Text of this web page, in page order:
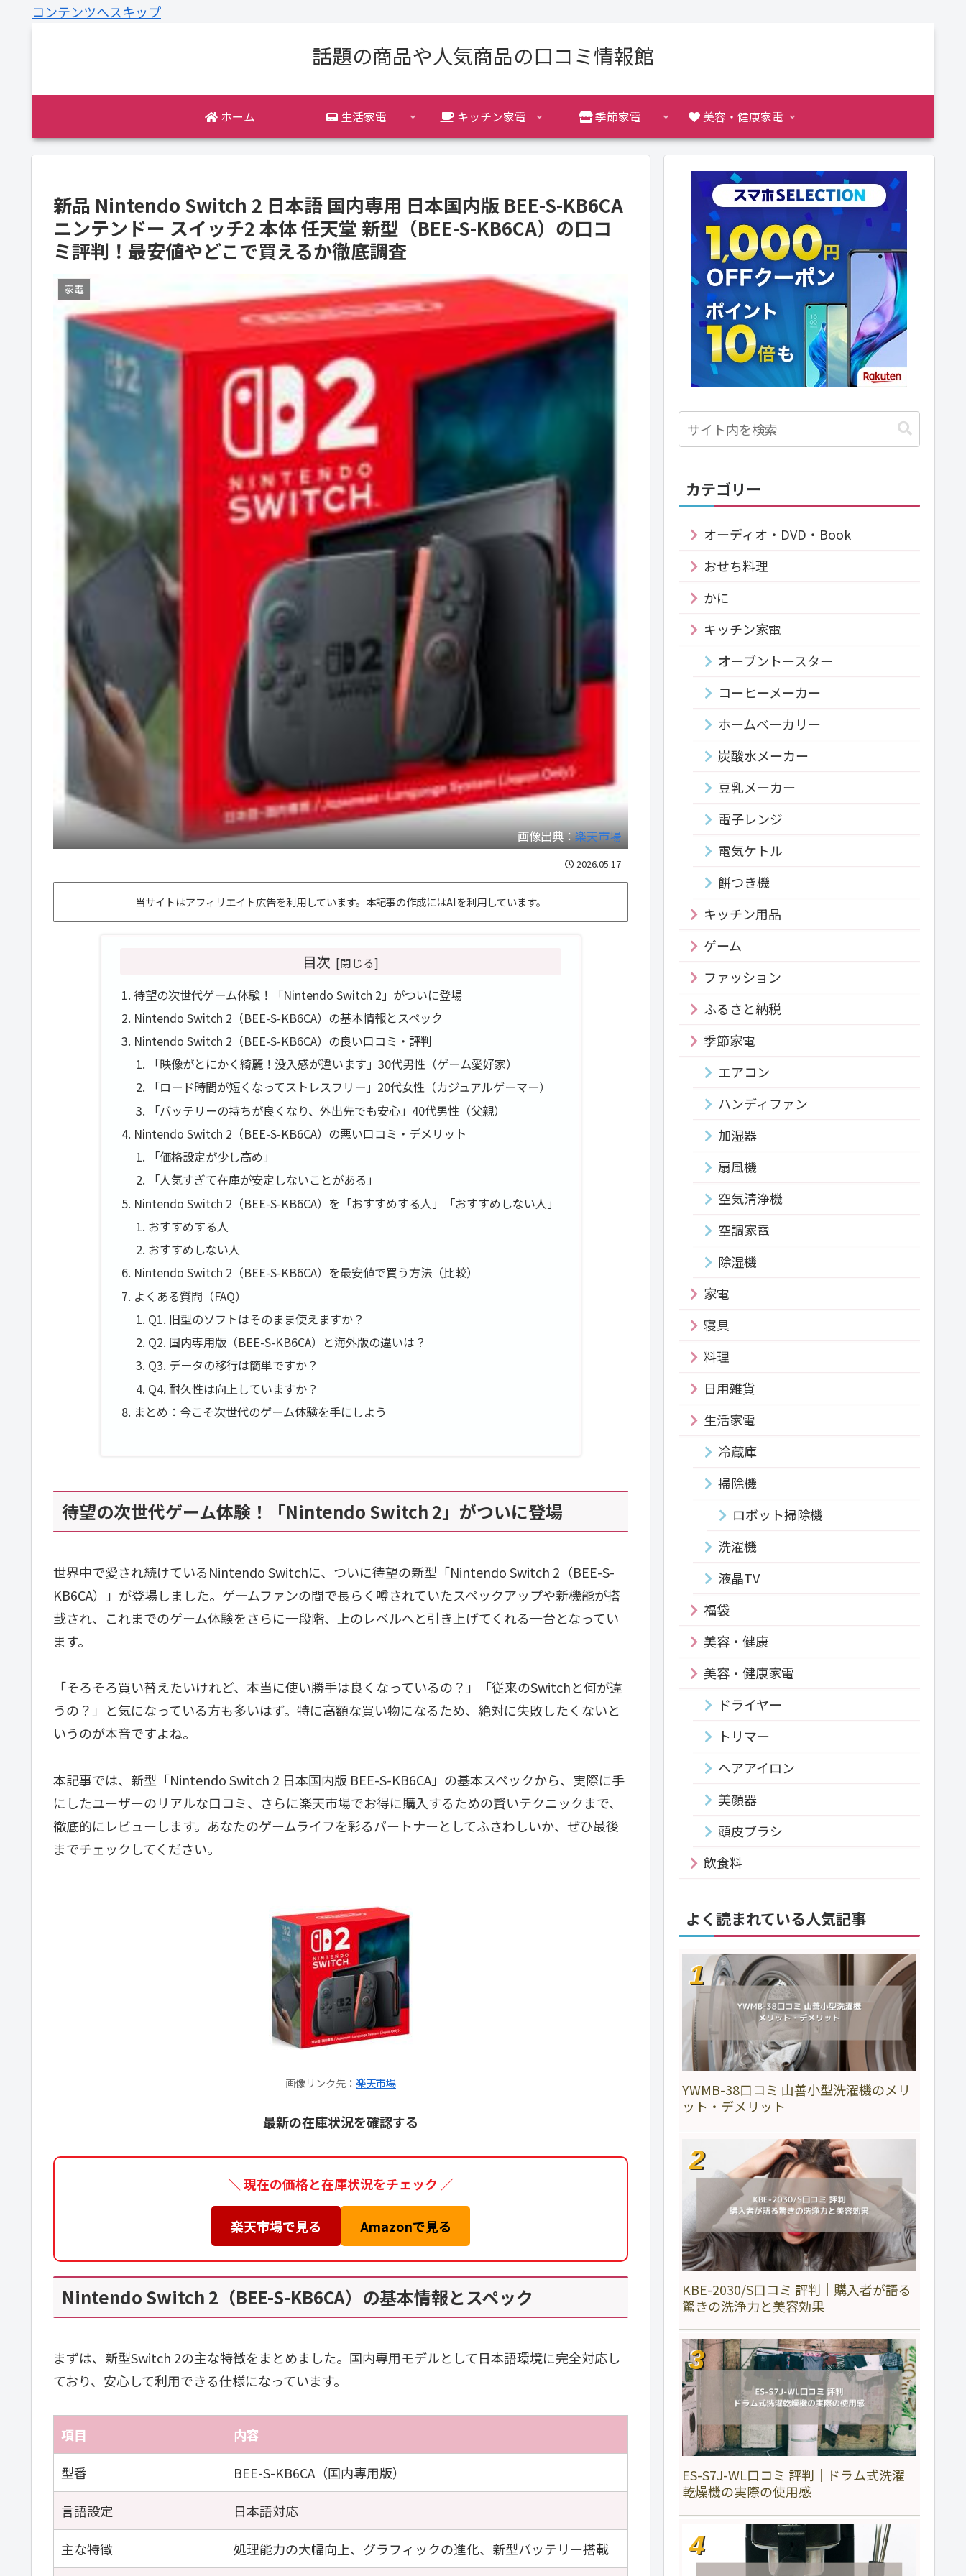
コンテンツへスキップ
話題の商品や人気商品の口コミ情報館
ホーム 生活家電 キッチン家電 季節家電 美容・健康家電
新品 Nintendo Switch 2 日本語 国内専用 日本国内版 BEE-S-KB6CA
ニンテンドー スイッチ2 本体 任天堂 新型（BEE-S-KB6CA）の口コ
ミ評判！最安値やどこで買えるか徹底調査
家電
画像出典：楽天市場
2026.05.17
当サイトはアフィリエイト広告を利用しています。本記事の作成にはAIを利用しています。
目次
待望の次世代ゲーム体験！「Nintendo Switch 2」がついに登場
Nintendo Switch 2（BEE-S-KB6CA）の基本情報とスペック
Nintendo Switch 2（BEE-S-KB6CA）の良い口コミ・評判
「映像がとにかく綺麗！没入感が違います」30代男性（ゲーム愛好家）
「ロード時間が短くなってストレスフリー」20代女性（カジュアルゲーマー）
「バッテリーの持ちが良くなり、外出先でも安心」40代男性（父親）
Nintendo Switch 2（BEE-S-KB6CA）の悪い口コミ・デメリット
「価格設定が少し高め」
「人気すぎて在庫が安定しないことがある」
Nintendo Switch 2（BEE-S-KB6CA）を「おすすめする人」「おすすめしない人」
おすすめする人
おすすめしない人
Nintendo Switch 2（BEE-S-KB6CA）を最安値で買う方法（比較）
よくある質問（FAQ）
Q1. 旧型のソフトはそのまま使えますか？
Q2. 国内専用版（BEE-S-KB6CA）と海外版の違いは？
Q3. データの移行は簡単ですか？
Q4. 耐久性は向上していますか？
まとめ：今こそ次世代のゲーム体験を手にしよう
待望の次世代ゲーム体験！「Nintendo Switch 2」がついに登場
世界中で愛され続けているNintendo Switchに、ついに待望の新型「Nintendo Switch 2（BEE-S-
KB6CA）」が登場しました。ゲームファンの間で長らく噂されていたスペックアップや新機能が搭
載され、これまでのゲーム体験をさらに一段階、上のレベルへと引き上げてくれる一台となってい
ます。
「そろそろ買い替えたいけれど、本当に使い勝手は良くなっているの？」「従来のSwitchと何が違
うの？」と気になっている方も多いはず。特に高額な買い物になるため、絶対に失敗したくないと
いうのが本音ですよね。
本記事では、新型「Nintendo Switch 2 日本国内版 BEE-S-KB6CA」の基本スペックから、実際に手
にしたユーザーのリアルな口コミ、さらに楽天市場でお得に購入するための賢いテクニックまで、
徹底的にレビューします。あなたのゲームライフを彩るパートナーとしてふさわしいか、ぜひ最後
までチェックしてください。
画像リンク先： 楽天市場
最新の在庫状況を確認する
＼ 現在の価格と在庫状況をチェック ／
楽天市場で見る Amazonで見る
Nintendo Switch 2（BEE-S-KB6CA）の基本情報とスペック
まずは、新型Switch 2の主な特徴をまとめました。国内専用モデルとして日本語環境に完全対応し
ており、安心して利用できる仕様になっています。
項目 内容
型番 BEE-S-KB6CA（国内専用版）
言語設定 日本語対応
主な特徴 処理能力の大幅向上、グラフィックの進化、新型バッテリー搭載
カテゴリー
オーディオ・DVD・Book
おせち料理
かに
キッチン家電
オーブントースター
コーヒーメーカー
ホームベーカリー
炭酸水メーカー
豆乳メーカー
電子レンジ
電気ケトル
餅つき機
キッチン用品
ゲーム
ファッション
ふるさと納税
季節家電
エアコン
ハンディファン
加湿器
扇風機
空気清浄機
空調家電
除湿機
家電
寝具
料理
日用雑貨
生活家電
冷蔵庫
掃除機
ロボット掃除機
洗濯機
液晶TV
福袋
美容・健康
美容・健康家電
ドライヤー
トリマー
ヘアアイロン
美顔器
頭皮ブラシ
飲食料
よく読まれている人気記事
YWMB-38口コミ 山善小型洗濯機のメリ
ット・デメリット
KBE-2030/S口コミ 評判｜購入者が語る
驚きの洗浄力と美容効果
ES-S7J-WL口コミ 評判｜ドラム式洗濯
乾燥機の実際の使用感